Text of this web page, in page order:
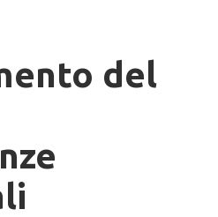
del